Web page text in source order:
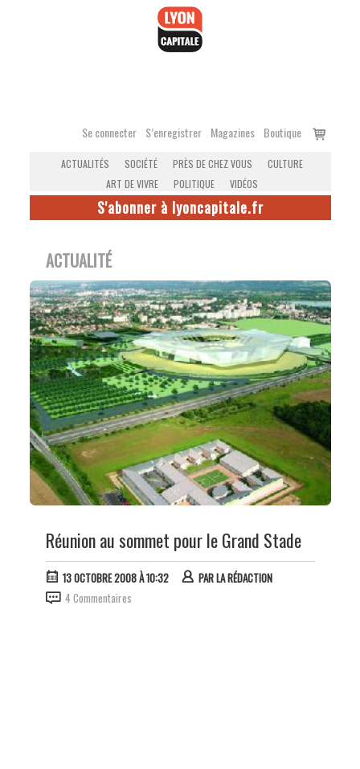
Se connecter S’enregistrer Magazines Boutique
Voir
ACTUALITÉS SOCIÉTÉ PRÈS DE CHEZ VOUS
CULTURE
ART DE VIVRE
POLITIQUE VIDÉOS
S'abonner à lyoncapitale.fr
ACTUALITÉ
Réunion au sommet pour le Grand Stade
13 OCTOBRE 2008 À 10:32 PARLA RÉDACTION
4 Commentaires